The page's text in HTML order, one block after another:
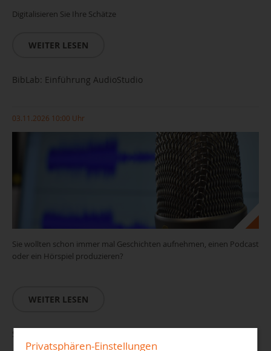
Digitalisieren Sie Ihre Schätze
WEITER LESEN
BibLab: Einführung AudioStudio
03.11.2026 10:00 Uhr
Sie wollten schon immer mal Geschichten aufnehmen, einen Podcast
oder ein Hörspiel produzieren?
WEITER LESEN
Smartphone Sprechstunde für Senioren
Privatsphären-Einstellungen